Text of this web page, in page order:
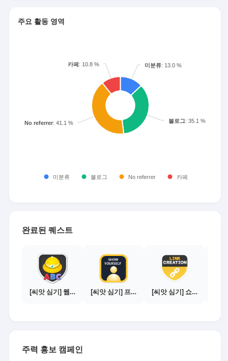
주요 활동 영역
완료된 퀘스트
[씨앗 심기] 웹툰보기 - 수익내기 편 [씨앗 심기] 프로필 사진 등록하기 [씨앗 심기] 쇼핑몰 링크 발급하기 - 제휴몰 10곳
주력 홍보 캠페인